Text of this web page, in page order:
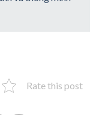
Rate this post